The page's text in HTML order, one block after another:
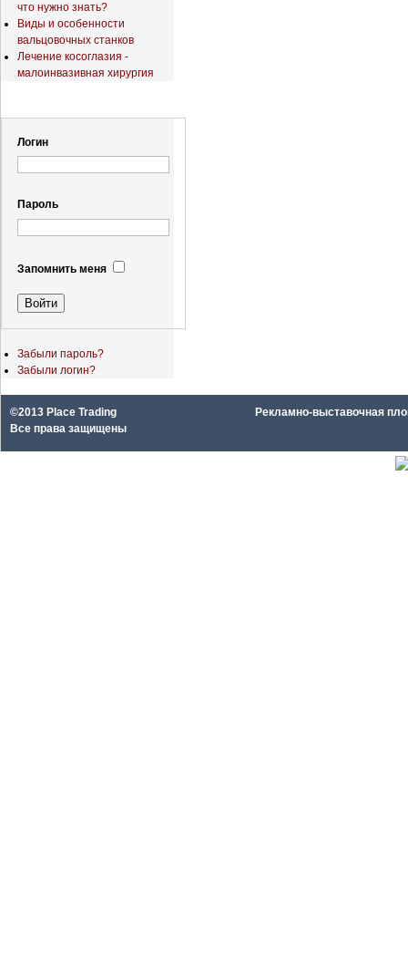
что нужно знать?
Виды и особенности
вальцовочных станков
Лечение косоглазия -
малоинвазивная хирургия
Логин
Пароль
Запомнить меня
Забыли пароль?
Забыли логин?
©2013 Place Trading
Все права защищены
Рекламно-выставочная